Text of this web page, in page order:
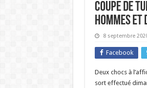
Coupe de
hommes et
8 septembre
Facebook
Deux chocs à
sort effectué